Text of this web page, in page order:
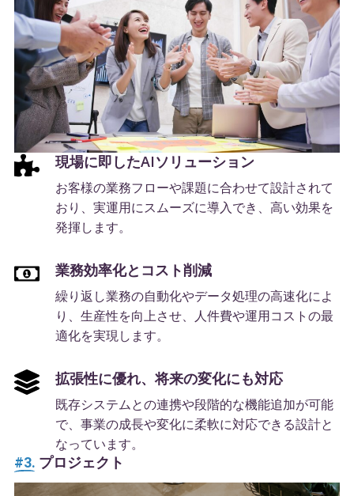
現場に即したAIソリューション
お客様の業務フローや課題に合わせて設計されて
おり、実運用にスムーズに導入でき、高い効果を
発揮します。
業務効率化とコスト削減
繰り返し業務の自動化やデータ処理の高速化によ
り、生産性を向上させ、人件費や運用コストの最
適化を実現します。
拡張性に優れ、将来の変化にも対応
既存システムとの連携や段階的な機能追加が可能
で、事業の成長や変化に柔軟に対応できる設計と
なっています。
#3. プロジェクト